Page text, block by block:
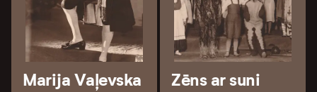
Marija Vaļevska Zēns ar suni